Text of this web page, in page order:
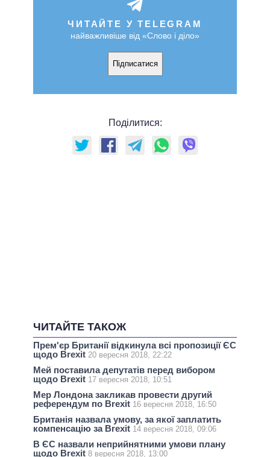
ЧИТАЙТЕ У TELEGRAM
найважливіше від «Слово і діло»
Підписатися
Поділитися:
ЧИТАЙТЕ ТАКОЖ
Прем'єр Британії відкинула всі пропозиції ЄС
щодо Brexit 20 вересня 2018, 22:22
Мей поставила депутатів перед вибором
щодо Brexit 17 вересня 2018, 10:51
Мер Лондона закликав провести другий
референдум по Brexit 16 вересня 2018, 16:50
Британія назвала умову, за якої заплатить
компенсацію за Brexit 14 вересня 2018, 09:06
В ЄС назвали неприйнятними умови плану
щодо Brexit 8 вересня 2018, 13:00